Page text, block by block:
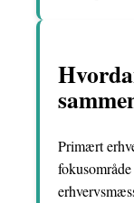
Primært